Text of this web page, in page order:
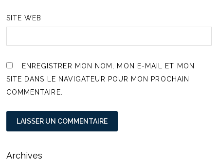
SITE WEB
ENREGISTRER MON NOM, MON E-MAIL ET MON
SITE DANS LE NAVIGATEUR POUR MON PROCHAIN
COMMENTAIRE.
Archives